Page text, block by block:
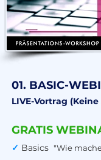
01. BASIC-
LIVE-Vortrag
GRATIS
✓ Basics "Wie